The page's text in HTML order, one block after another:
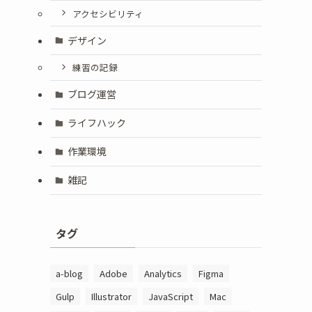
アクセシビリティ
デザイン
練習の記録
ブログ運営
ライフハック
作業環境
雑記
タグ
a-blog Adobe Analytics
Figma
Gulp
Illustrator JavaScript Mac